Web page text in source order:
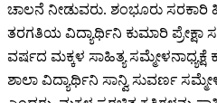
ಚಾಲನೆ ನೀಡುವರು. ಶಂಭೂರು
ತರಗತಿಯ ವಿದ್ಯಾರ್ಥಿನಿ ಕುಮಾರಿ ಪ್ರೇಕ್ಷಾ
ವರ್ಷದ ಮಕ್ಕಳ ಸಾಹಿತ್ಯ
ಶಾಲಾ ವಿದ್ಯಾರ್ಥಿನಿ ಸಾನ್ವಿ ಸುವರ್ಣ